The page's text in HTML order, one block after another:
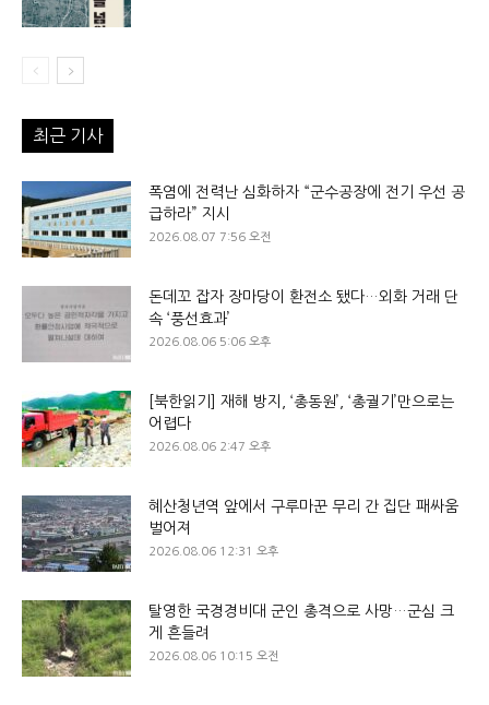
최근 기사
폭염에 전력난 심화하자 “군수공장에 전기 우선 공
급하라” 지시
2026.08.07 7:56 오전
돈데꼬 잡자 장마당이 환전소 됐다…외화 거래 단
속 ‘풍선효과’
2026.08.06 5:06 오후
[북한읽기] 재해 방지, ‘총동원’, ‘총궐기’만으로는
어렵다
2026.08.06 2:47 오후
혜산청년역 앞에서 구루마꾼 무리 간 집단 패싸움
벌어져
2026.08.06 12:31 오후
탈영한 국경경비대 군인 총격으로 사망…군심 크
게 흔들려
2026.08.06 10:15 오전